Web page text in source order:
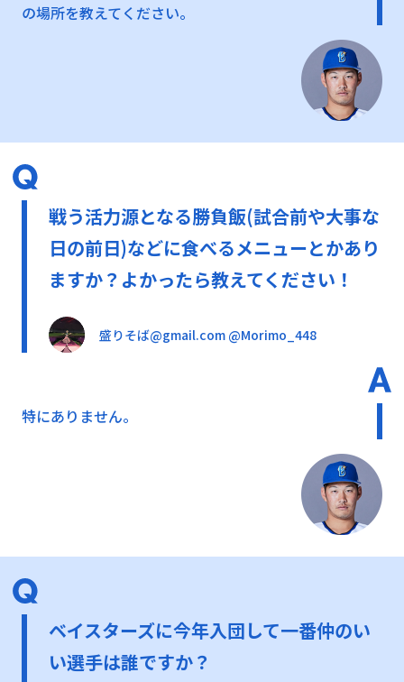
の場所を教えてください。
戦う活力源となる勝負飯(試合前や大事な
日の前日)などに食べるメニューとかあり
ますか？よかったら教えてください！
盛りそば@gmail.com @Morimo_448
特にありません。
ベイスターズに今年入団して一番仲のい
い選手は誰ですか？